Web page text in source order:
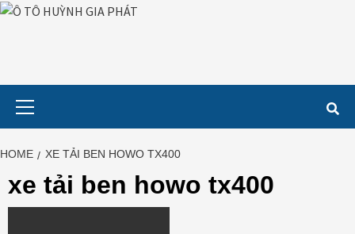
HOME XE TẢI BEN HOWO TX400
xe tải ben howo tx400